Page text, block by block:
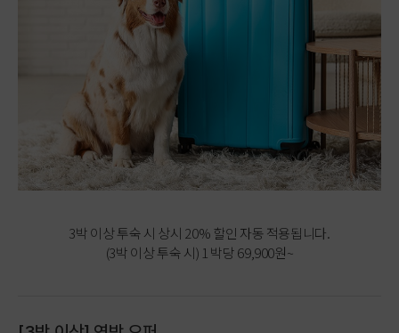
3박 이상 투숙 시 상시 20% 할인 자동 적용됩니다.
(3박 이상 투숙 시) 1 박당 69,900원~